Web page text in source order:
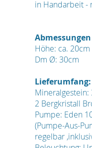
in Handarbeit -
Höhe: ca. 20cm
Dm Ø: 30cm
Lieferumfang:
Mineralgestein:
2 Bergkristall
Pumpe: Eden
(Pumpe-Aus-
regelbar